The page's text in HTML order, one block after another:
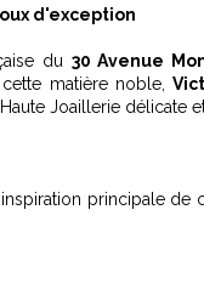
d'exception
du 30 Avenue
cette matière noble,
Joaillerie délicate
principale